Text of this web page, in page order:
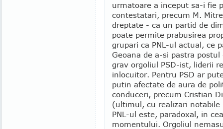
urmatoare a inceput sa-i fie
contestatari, precum M.
dreptate - ca un partid de
poate permite prabusirea
grupari ca PNL-ul actual, ce
Geoana de a-si pastra
grav orgoliul PSD-ist, liderii
inlocuitor. Pentru PSD ar
putin afectate de aura de
conduceri, precum Cristian
(ultimul, cu realizari notabile
PNL-ul este, paradoxal, in
momentului. Orgoliul